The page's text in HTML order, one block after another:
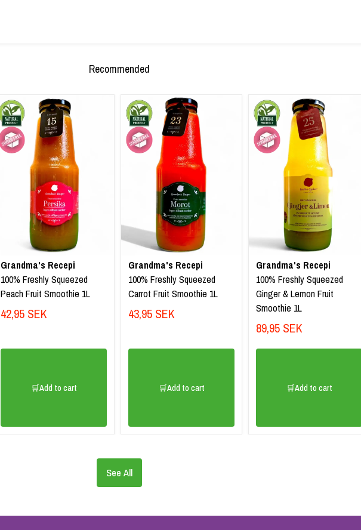
Recommended
Grandma's Recepi
100% Freshly Squeezed
Peach Fruit Smoothie 1L
42,95 SEK
🛒Add to cart
Grandma's Recepi
100% Freshly Squeezed
Carrot Fruit Smoothie 1L
43,95 SEK
🛒Add to cart
Grandma's Recepi
100% Freshly Squeezed
Ginger & Lemon Fruit
Smoothie 1L
89,95 SEK
🛒Add to cart
See All